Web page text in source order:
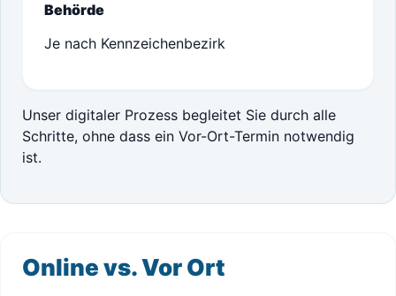
Behörde
Je nach Kennzeichenbezirk
Unser digitaler Prozess begleitet Sie durch alle
Schritte, ohne dass ein Vor-Ort-Termin notwendig
ist.
Online vs. Vor Ort